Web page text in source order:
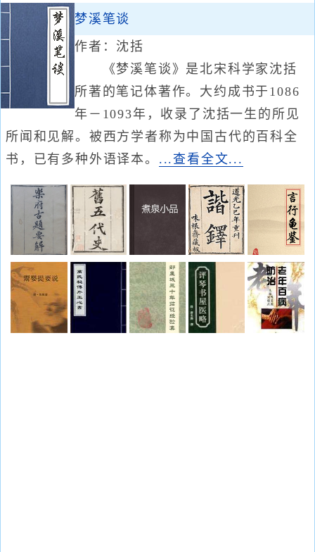
梦溪笔谈
作者：沈括
《梦溪笔谈》是北宋科学家沈括
所著的笔记体著作。大约成书于1086
年－1093年，收录了沈括一生的所见
所闻和见解。被西方学者称为中国古代的百科全
书，已有多种外语译本。 ...查看全文...